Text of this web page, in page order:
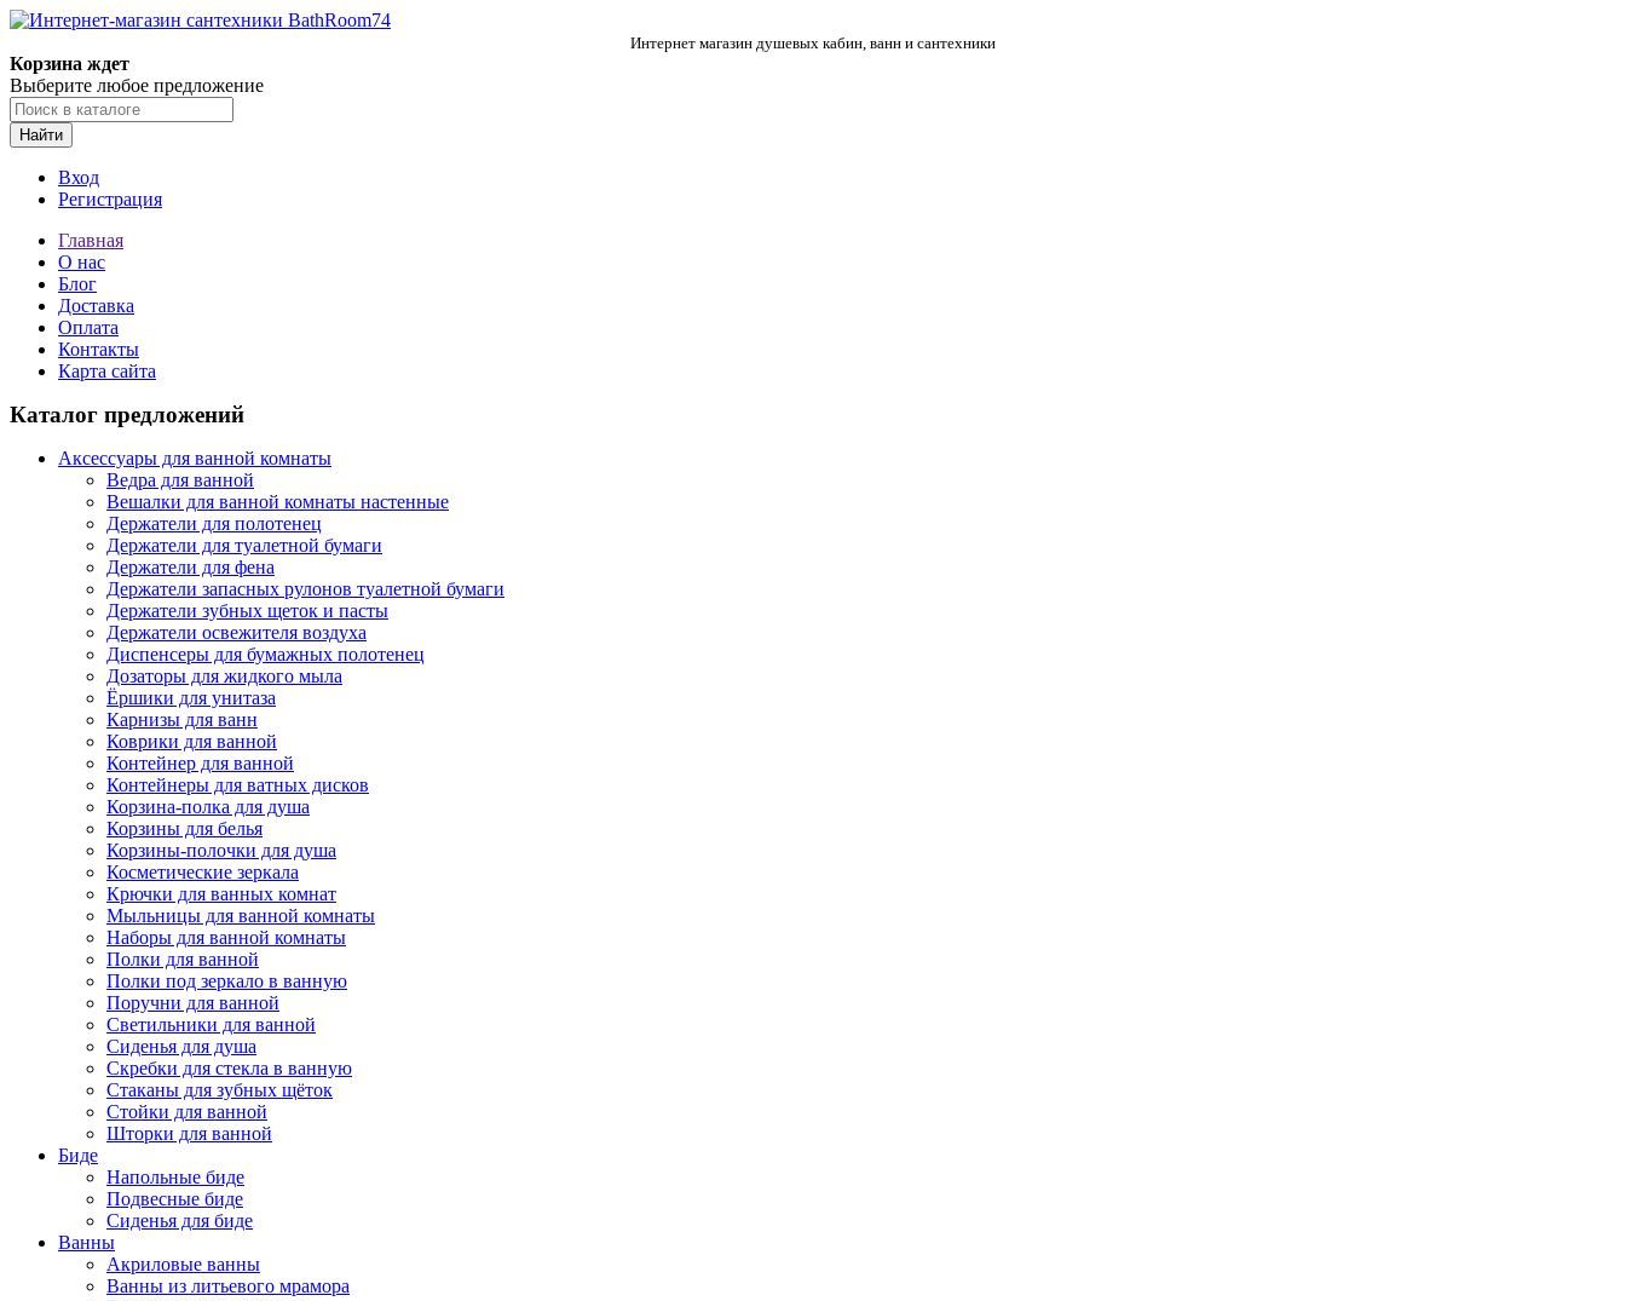
Интернет магазин душевых кабин, ванн и сантехники
Корзина ждет
Выберите любое предложение
Найти
Вход
Регистрация
Главная
О нас
Блог
Доставка
Оплата
Контакты
Карта сайта
Каталог предложений
Аксессуары для ванной комнаты
Ведра для ванной
Вешалки для ванной комнаты настенные
Держатели для полотенец
Держатели для туалетной бумаги
Держатели для фена
Держатели запасных рулонов туалетной бумаги
Держатели зубных щеток и пасты
Держатели освежителя воздуха
Диспенсеры для бумажных полотенец
Дозаторы для жидкого мыла
Ёршики для унитаза
Карнизы для ванн
Коврики для ванной
Контейнер для ванной
Контейнеры для ватных дисков
Корзина-полка для душа
Корзины для белья
Корзины-полочки для душа
Косметические зеркала
Крючки для ванных комнат
Мыльницы для ванной комнаты
Наборы для ванной комнаты
Полки для ванной
Полки под зеркало в ванную
Поручни для ванной
Светильники для ванной
Сиденья для душа
Скребки для стекла в ванную
Стаканы для зубных щёток
Стойки для ванной
Шторки для ванной
Биде
Напольные биде
Подвесные биде
Сиденья для биде
Ванны
Акриловые ванны
Ванны из литьевого мрамора